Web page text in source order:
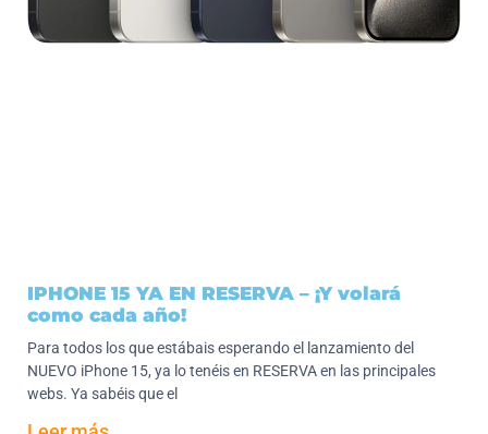
IPHONE 15 YA EN RESERVA – ¡Y volará
como cada año!
Para todos los que estábais esperando el lanzamiento del
NUEVO iPhone 15, ya lo tenéis en RESERVA en las principales
webs. Ya sabéis que el